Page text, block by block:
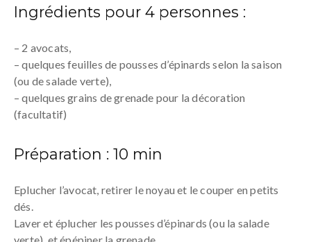
Ingrédients pour 4 personnes :
– 2 avocats,
– quelques feuilles de pousses d’épinards selon la saison
(ou de salade verte),
– quelques grains de grenade pour la décoration
(facultatif)
Préparation : 10 min
Eplucher l’avocat, retirer le noyau et le couper en petits
dés.
Laver et éplucher les pousses d’épinards (ou la salade